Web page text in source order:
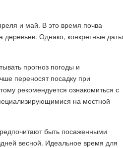
и май. В это время почва
деревьев. Однако, конкретные даты
прогноз погоды и
переносят посадку при
рекомендуется ознакомиться с
на местной
быть посаженными
весной. Идеальное время для